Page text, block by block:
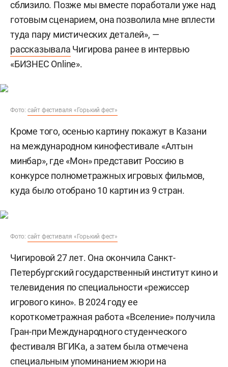
сблизило. Позже мы вместе поработали уже над
готовым сценарием, она позволила мне вплести
туда пару мистических деталей», —
рассказывала Чигирова ранее в интервью
«БИЗНЕС Online».
Фото: сайт фестиваля «Горький фест»
Кроме того, осенью картину покажут в Казани
на международном кинофестивале «Алтын
минбар», где «Мон» представит Россию в
конкурсе полнометражных игровых фильмов,
куда было отобрано 10 картин из 9 стран.
Фото: сайт фестиваля «Горький фест»
Чигировой 27 лет. Она окончила Санкт-
Петербургский государственный институт кино и
телевидения по специальности «режиссер
игрового кино». В 2024 году ее
короткометражная работа «Вселение» получила
Гран-при Международного студенческого
фестиваля ВГИКа, а затем была отмечена
специальным упоминанием жюри на